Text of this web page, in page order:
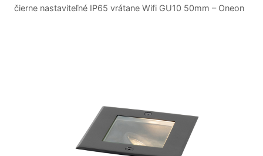
čierne nastaviteľné IP65 vrátane Wifi GU10 50mm – Oneon